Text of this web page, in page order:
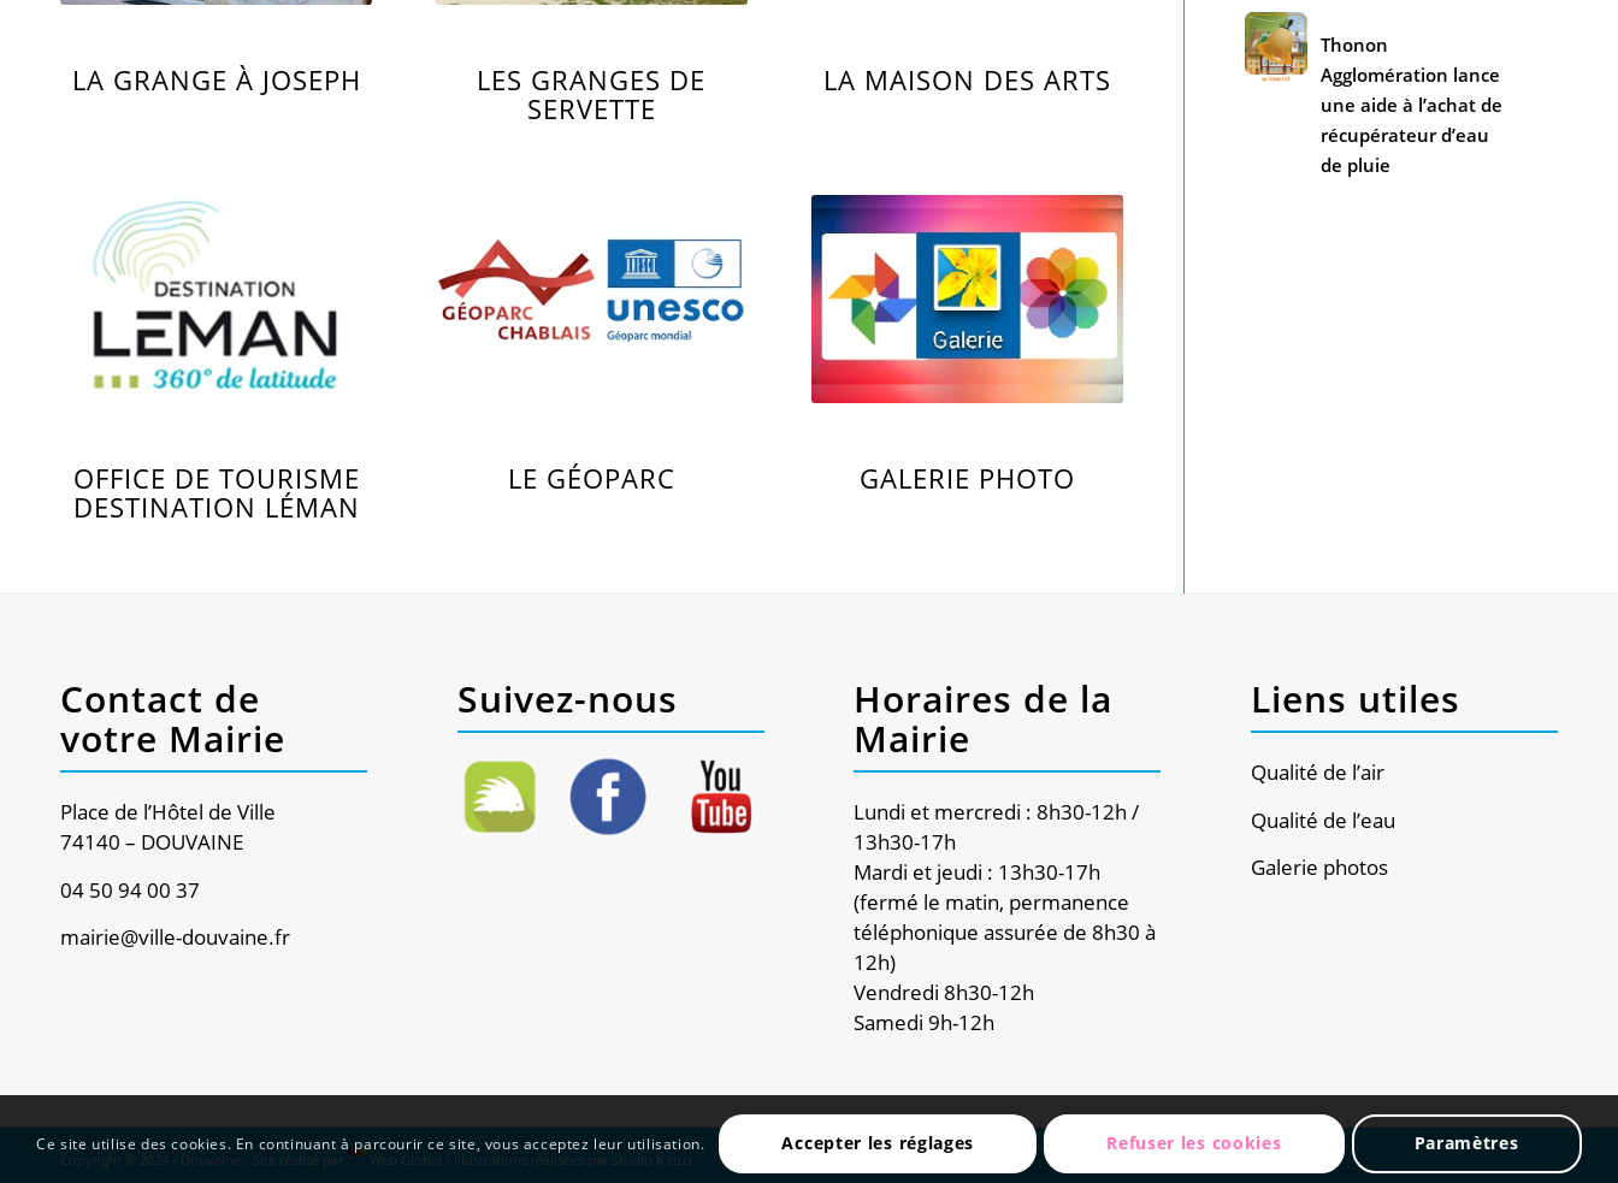
LA GRANGE À JOSEPH
LES GRANGES DE
SERVETTE
LA MAISON DES ARTS
OFFICE DE TOURISME
DESTINATION LÉMAN
LE GÉOPARC GALERIE PHOTO
Thonon
Agglomération lance
une aide à l’achat de
récupérateur d’eau
de pluie
Contact de
votre Mairie
Place de l’Hôtel de Ville
74140 – DOUVAINE
04 50 94 00 37
mairie@ville-douvaine.fr
Suivez-nous
Horaires de la
Mairie
Lundi et mercredi : 8h30-12h /
13h30-17h
Mardi et jeudi : 13h30-17h
(fermé le matin, permanence
téléphonique assurée de 8h30 à
12h)
Vendredi 8h30-12h
Samedi 9h-12h
Liens utiles
Qualité de l’air
Qualité de l’eau
Galerie photos
Copyright © 2024 - Douvaine - Site réalisé par Web Global - Illustrations réalisées par Studio K'ctus
Ce site utilise des cookies. En continuant à parcourir ce site, vous acceptez leur utilisation. Accepter les réglages Refuser les cookies Paramètres